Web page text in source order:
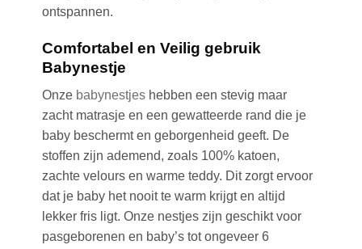
ontspannen.
Comfortabel en Veilig gebruik
Babynestje
Onze babynestjeshebben een stevig maar
zacht matrasje en een gewatteerde rand die je
baby beschermt en geborgenheid geeft. De
stoffen zijn ademend, zoals 100% katoen,
zachte velours en warme teddy. Dit zorgt ervoor
dat je baby het nooit te warm krijgt en altijd
lekker fris ligt. Onze nestjes zijn geschikt voor
pasgeborenen en baby’s tot ongeveer 6